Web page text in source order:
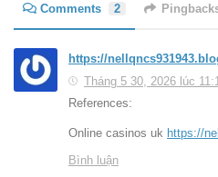
Comments 2
https://
Tháng 5 30, 2026 lúc
References:
Online casinos uk https://
Bình luận